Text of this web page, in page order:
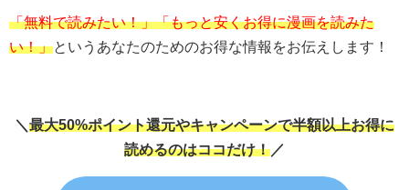
「無料で読みたい！」「もっと安くお得に漫画を読みた
い！」というあなたのためのお得な情報をお伝えします！
＼ 最大50%ポイント還元やキャンペーンで半額以上お得に
読めるのはココだけ！／